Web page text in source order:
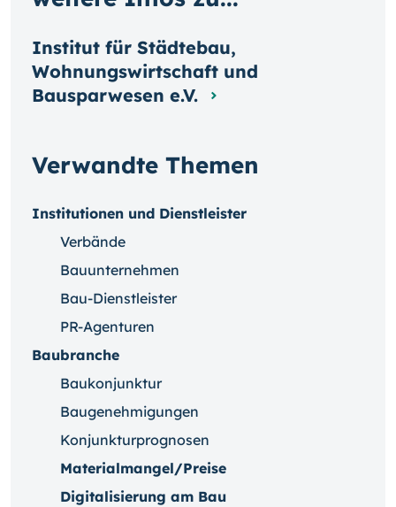
Verwandte Themen
Institutionen und Dienstleister
Verbände
Bauunternehmen
Bau-Dienstleister
PR-Agenturen
Baubranche
Baukonjunktur
Baugenehmigungen
Konjunkturprognosen
Materialmangel/Preise
Digitalisierung am Bau
Institut für Städtebau,
Wohnungswirtschaft und
Bausparwesen e.V.